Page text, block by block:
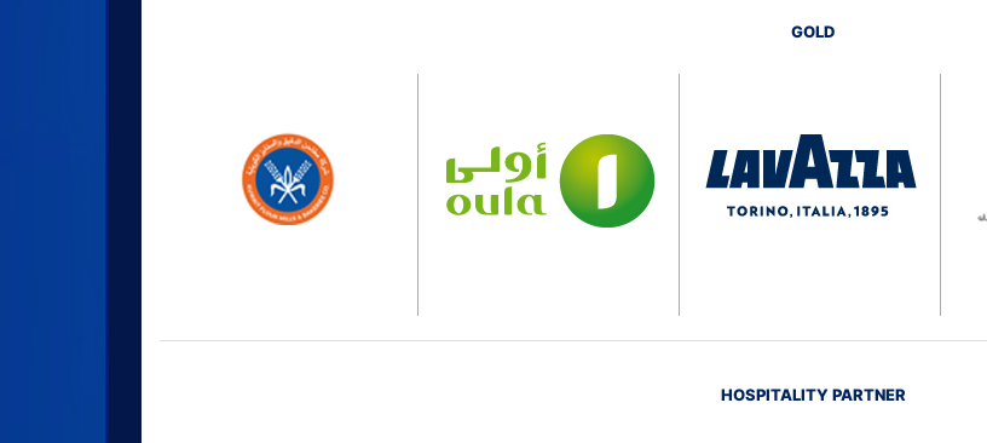
GOLD
HOSPITALITY PARTNER